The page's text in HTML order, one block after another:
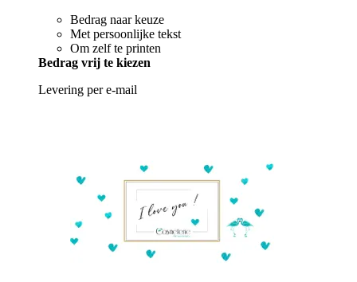
Bedrag naar keuze
Met persoonlijke tekst
Om zelf te printen
Bedrag vrij te kiezen
Levering per e-mail